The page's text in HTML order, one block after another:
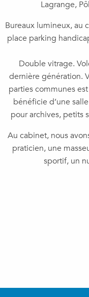
Lagrange,
Bureaux lumineux, au
place parking
Double vitrage.
dernière génération.
parties communes
bénéficie d’une
pour archives, petits
Au cabinet, nous
praticien, une
sportif, un